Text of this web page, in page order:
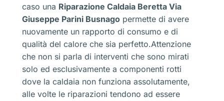
caso una Riparazione Caldaia Beretta Via
Giuseppe Parini Busnago permette di avere
nuovamente un rapporto di consumo e di
qualità del calore che sia perfetto.Attenzione
che non si parla di interventi che sono mirati
solo ed esclusivamente a componenti rotti
dove la caldaia non funziona assolutamente,
alle volte le riparazioni tendono ad essere